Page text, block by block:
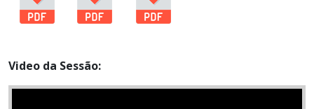
Video da Sessão: